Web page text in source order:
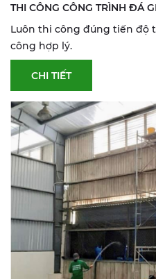
THI CÔNG CÔNG TRÌNH ĐÁ
GIANG
Luôn thi công đúng tiến độ
công hợp lý.
CHI TIẾT